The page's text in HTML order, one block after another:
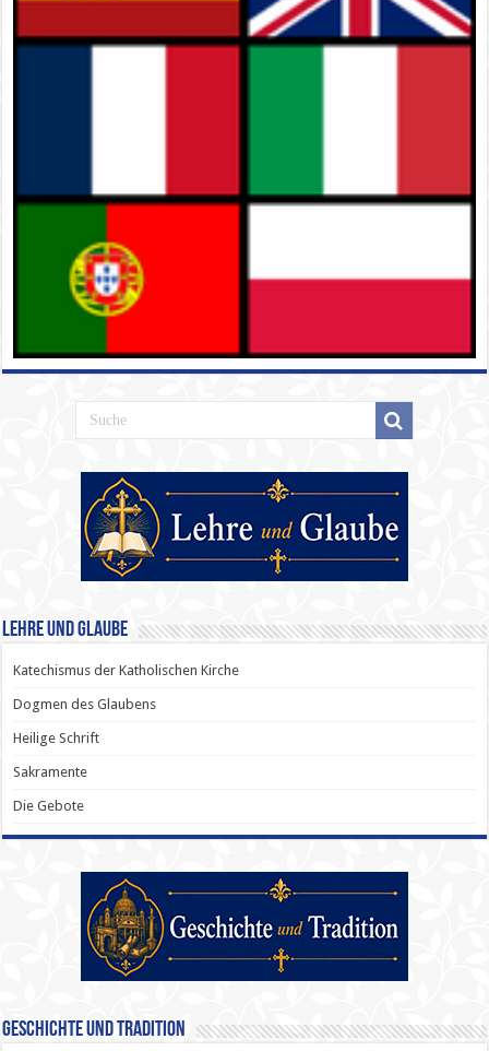
Lehre und Glaube
Katechismus der Katholischen Kirche
Dogmen des Glaubens
Heilige Schrift
Sakramente
Die Gebote
Geschichte und Tradition